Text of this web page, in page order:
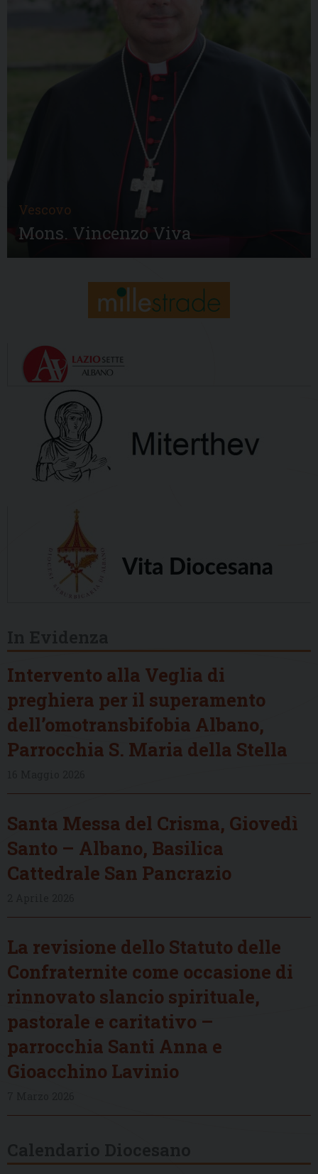
Vescovo
Mons. Vincenzo Viva
Intervento alla Veglia di
preghiera per il superamento
dell’omotransbifobia Albano,
Parrocchia S. Maria della Stella
Santa Messa del Crisma, Giovedì
Santo – Albano, Basilica
Cattedrale San Pancrazio
La revisione dello Statuto delle
Confraternite come occasione di
rinnovato slancio spirituale,
pastorale e caritativo –
parrocchia Santi Anna e
Gioacchino Lavinio